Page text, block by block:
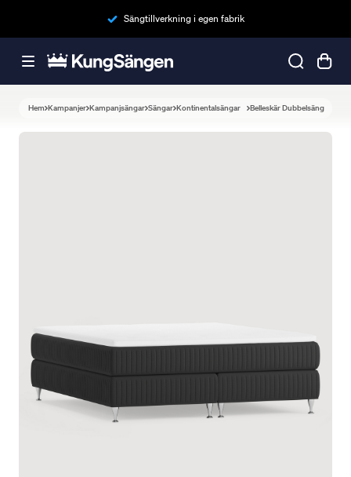
Sängtillverkning i egen fabrik
Hem Kampanjer Kampanjsängar Sängar Kontinentalsängar Belleskär Dubbelsäng